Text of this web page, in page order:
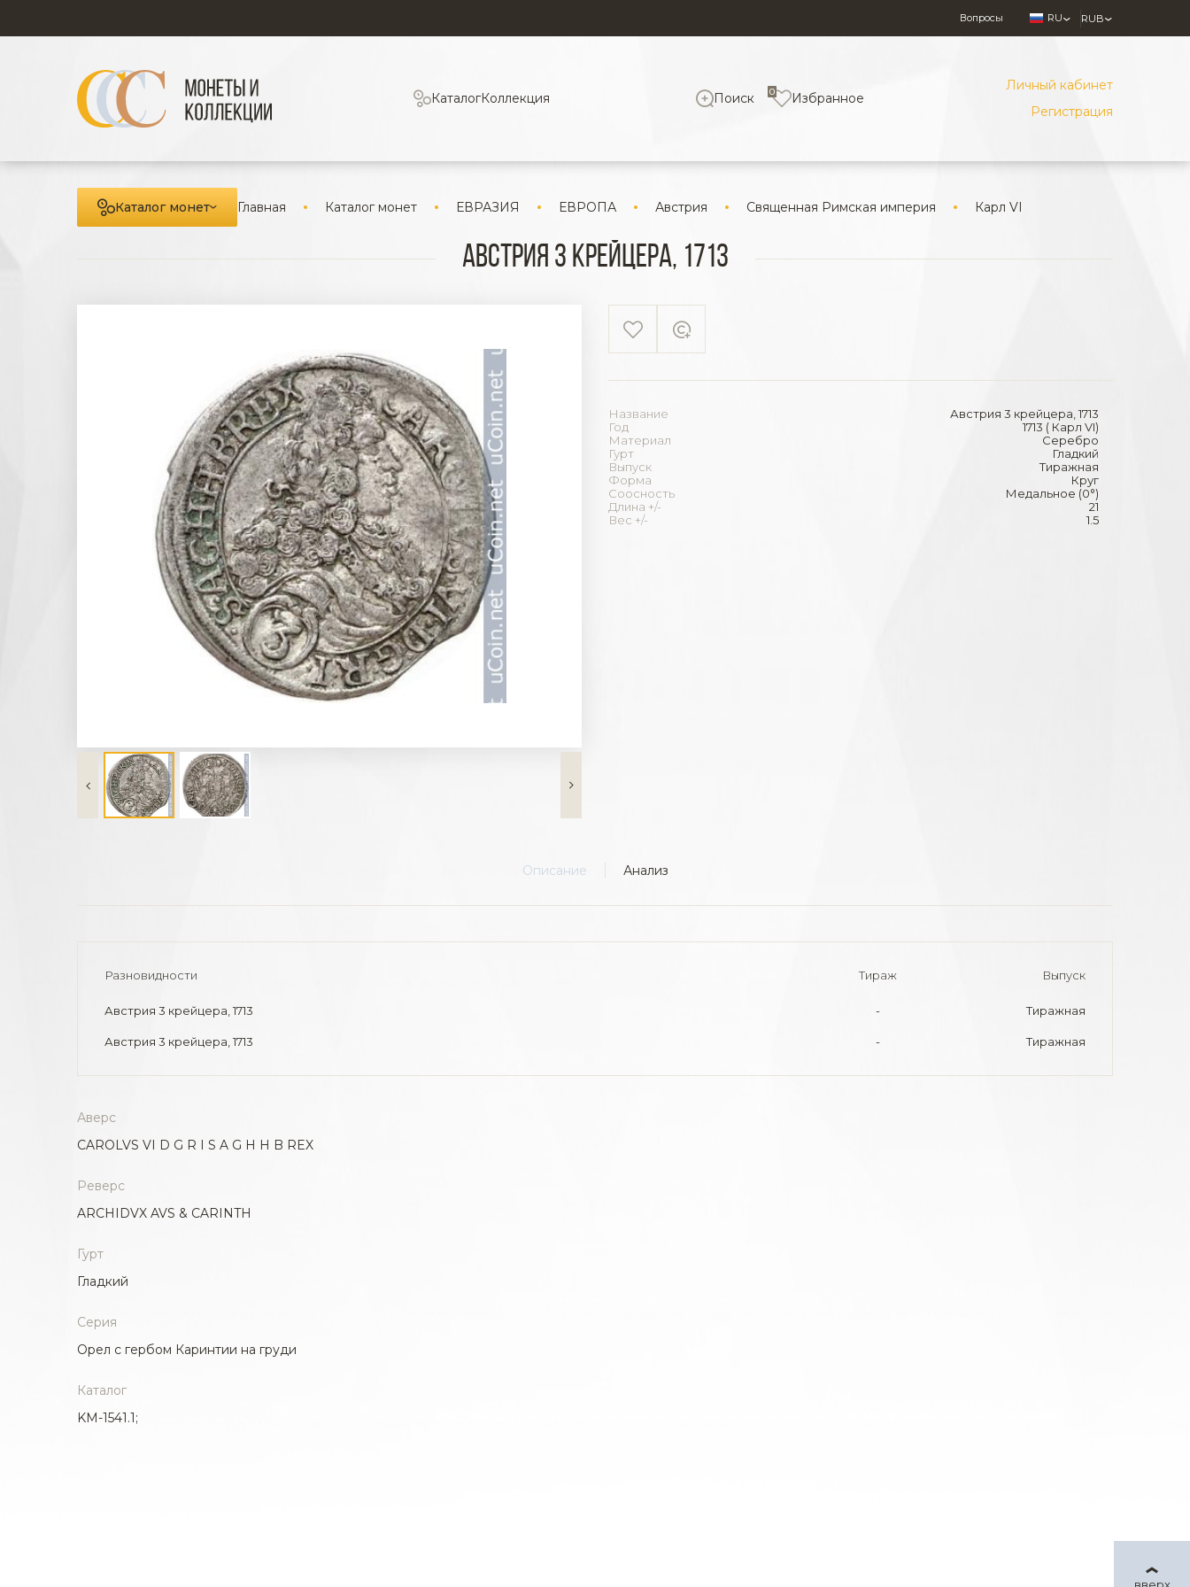
Вопросы RU RUB
КаталогКоллекция Поиск Избранное
0
Личный кабинет
Регистрация
Каталог монет Главная Каталог монет ЕВРАЗИЯ ЕВРОПА Австрия Священная Римская империя Карл VI
Австрия 3 крейцера, 1713
Название
Австрия 3 крейцера, 1713
Год
1713 ( Карл VI)
Материал
Серебро
Гурт
Гладкий
Выпуск
Тиражная
Форма
Круг
Соосность
Медальное (0°)
Длина +/-
21
Вес +/-
1.5
Описание Анализ
Разновидности Тираж Выпуск
Австрия 3 крейцера, 1713 - Тиражная
Австрия 3 крейцера, 1713 - Тиражная
Аверс
CAROLVS VI D G R I S A G H H B REX
Реверс
ARCHIDVX AVS & CARINTH
Гурт
Гладкий
Серия
Орел с гербом Каринтии на груди
Каталог
KM-1541.1;